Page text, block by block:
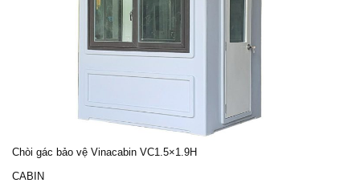
Chòi gác bảo vệ Vinacabin VC1.5×1.9H
CABIN